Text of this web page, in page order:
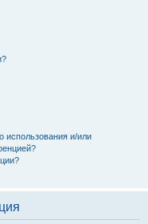
использования и/или